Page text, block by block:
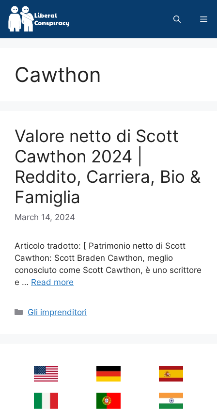
Skip
content
Cawthon
Valore netto di Scott
Cawthon 2024 |
Reddito, Carriera, Bio &
Famiglia
March 14, 2024
Articolo tradotto: [ Patrimonio netto di Scott
Cawthon: Scott Braden Cawthon, meglio
conosciuto come Scott Cawthon, è uno scrittore
e … Read more
Categories
Gli imprenditori